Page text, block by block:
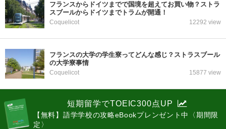
フランスからドイツまでで国境を超えてお買い物？ストラ
スブールからドイツまでトラムが開通！
Coquelicot 12292 view
フランスの大学の学生寮ってどんな感じ？ストラスブール
の大学寮事情
Coquelicot 15877 view
短期留学でTOEIC300点UP
【無料】語学学校の攻略eBookプレンゼント中〈期間限
定〉